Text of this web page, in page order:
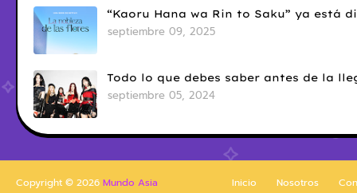
“Kaoru Hana wa Rin to Saku” ya está
septiembre 09, 2025
Todo lo que debes saber antes de la
septiembre 05, 2024
Inicio Nosotros
Copyright © 2026 Mundo Asia